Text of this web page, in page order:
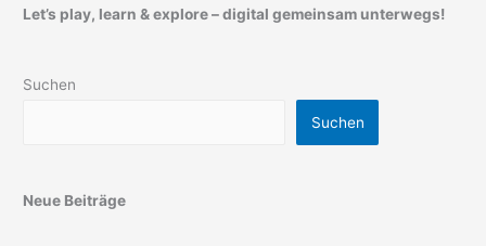
Let’s play, learn & explore – digital gemeinsam unterwegs!
Suchen
Suchen
Neue Beiträge